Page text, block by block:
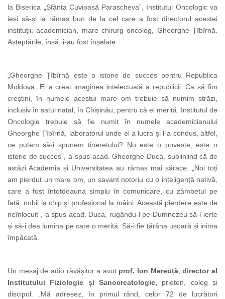
la Biserica „Sfânta Cuvioasă Parascheva”, Institutul Oncologic va
ieși să-și ia rămas bun de la cel care a fost directorul acestei
instituții, academician, mare chirurg oncolog, Gheorghe Țîbîrnă.
Așteptările, însă, i-au fost înșelate.
„Gheorghe Țîbîrnă este o istorie de succes pentru Republica
Moldova. El a creat imaginea intelectuală a republicii. Ca să fim
creștini, în numele acestui mare om trebuie să numim străzi,
inclusiv în satul natal, în Chișinău, pentru că el merită. Institutul de
Oncologie trebuie să fie numit în numele academicianului
Gheorghe Țîbîrnă, laboratorul unde el a lucra și l-a condus, altfel,
ce putem să-i spunem tineretului? Nu este o poveste, este o
istorie de succes”, a spus acad. Gheorghe Duca, subliniind că de
astăzi Academia și Universitatea au rămas mai sărace. „Noi toți
am pierdut un mare om, un savant notoriu cu o inteligență nativă,
care a fost întotdeauna simplu în comunicare, cu zâmbetul pe
față, nobil la chip și profesional la mâini. Această pierdere este de
neînlocuit”, a spus acad. Duca, rugându-l pe Dumnezeu să-l ierte
și să-i dea lumina pe care o merită. Să-i fie țărâna ușoară și inima
împăcată.
Un mesaj de adio răvășitor a avutprof. Ion Mereuță,director al
Institutului Fiziologie și Sanocreatologie, prieten, coleg și
discipol. „Mă adresez, în primul rând, celor 72 de lucrători